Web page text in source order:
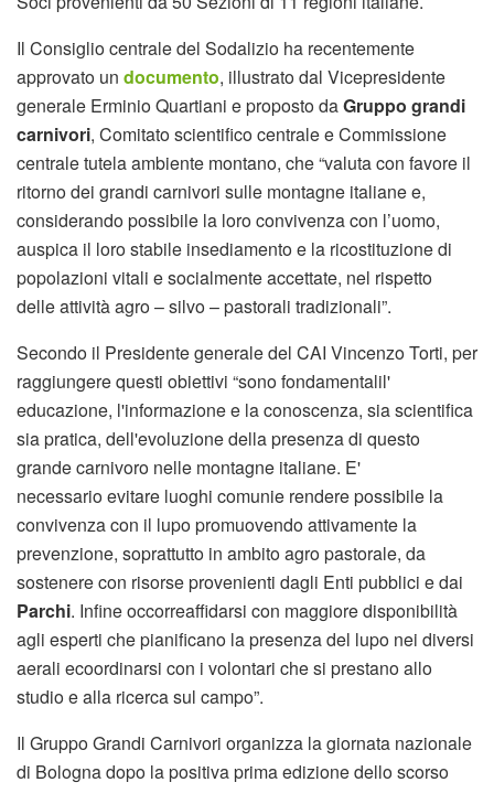
Il Consiglio centrale del Sodalizio ha recentemente
approvato un documento, illustrato dal Vicepresidente
generale Erminio Quartiani e proposto daGruppo grandi
carnivori, Comitato scientifico centrale e Commissione
centrale tutela ambiente montano, che “valuta con favore il
ritorno dei grandi carnivori sulle montagne italiane e,
considerando possibile la loro convivenza con l’uomo,
auspica il loro stabile insediamento e la ricostituzione di
popolazioni vitali e socialmente accettate, nel rispetto
delle attività agro – silvo – pastorali tradizionali”.
Secondo il Presidente generale del CAI Vincenzo Torti, per
raggiungere questi obiettivi “sono fondamentalil'
educazione, l'informazione e la conoscenza, sia scientifica
sia pratica, dell'evoluzione della presenza di questo
grande carnivoro nelle montagne italiane. E'
necessario evitare luoghi comunie rendere possibile la
convivenza con il lupo promuovendo attivamente la
prevenzione, soprattutto in ambito agro pastorale, da
sostenere con risorse provenienti dagli Enti pubblici e dai
Parchi. Infine occorreaffidarsi con maggiore disponibilità
agli esperti che pianificano la presenza del lupo nei diversi
aerali ecoordinarsi con i volontari che si prestano allo
studio e alla ricerca sul campo”.
Il Gruppo Grandi Carnivori organizza la giornata nazionale
di Bologna dopo la positiva prima edizione dello scorso